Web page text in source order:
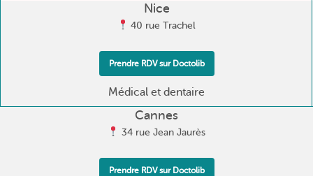
Nice
40 rue Trachel
Prendre RDV sur Doctolib
Médical et dentaire
Cannes
34 rue Jean Jaurès
Prendre RDV sur Doctolib